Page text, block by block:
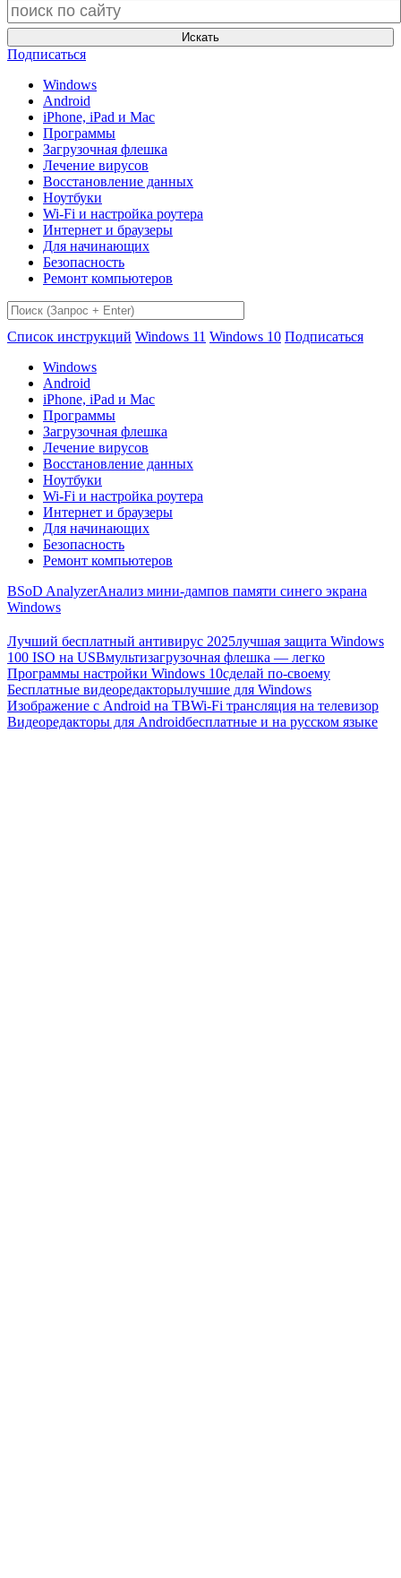
Искать
Подписаться
Windows
Android
iPhone, iPad и Mac
Программы
Загрузочная флешка
Лечение вирусов
Восстановление данных
Ноутбуки
Wi-Fi и настройка роутера
Интернет и браузеры
Для начинающих
Безопасность
Ремонт компьютеров
Список инструкций Windows 11 Windows 10 Подписаться
Windows
Android
iPhone, iPad и Mac
Программы
Загрузочная флешка
Лечение вирусов
Восстановление данных
Ноутбуки
Wi-Fi и настройка роутера
Интернет и браузеры
Для начинающих
Безопасность
Ремонт компьютеров
BSoD AnalyzerАнализ мини-дампов памяти синего экрана
Windows
Лучший бесплатный антивирус 2025лучшая защита Windows
100 ISO на USBмультизагрузочная флешка — легко
Программы настройки Windows 10сделай по-своему
Бесплатные видеоредакторылучшие для Windows
Изображение с Android на ТВWi-Fi трансляция на телевизор
Видеоредакторы для Androidбесплатные и на русском языке